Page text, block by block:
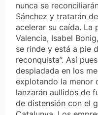
nunca se
Sánchez y tratarán
acelerar su caída. La
Valencia, Isabel
se rinde y está a pie
reconquista”. Así
despiadada en los
explotando la menor
lanzarán aullidos de
de distensión con el